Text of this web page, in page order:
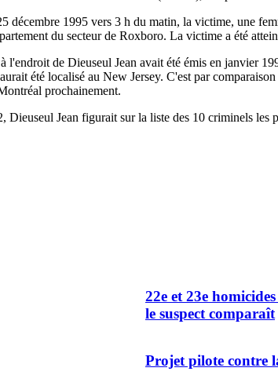
décembre 1995 vers 3 h du matin, la victime, une
du secteur de Roxboro. La victime a été
l'endroit de Dieuseul Jean avait été émis en janvier
été localisé au New Jersey. C'est par
prochainement.
Dieuseul Jean figurait sur la liste des 10 criminels
22e et 23e
le suspect comparaît
Projet pilote contre